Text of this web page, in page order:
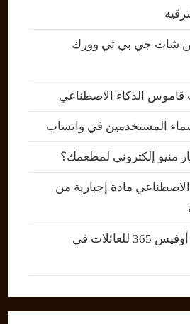
عن شات جي بي تي وورك
الذكاء الاصطناعي
المستخدمين في واتساب
منيو إلكتروني لمطعمك؟
مادة إجبارية من
أفضل عروض تفعيل أوفيس 365 للعائلات في